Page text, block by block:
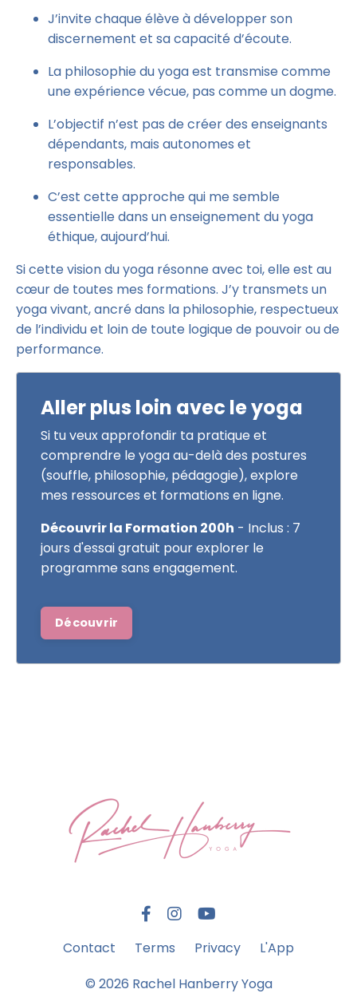
J’invite chaque élève à développer son
discernement et sa capacité d’écoute.
La philosophie du yoga est transmise comme
une expérience vécue, pas comme un dogme.
L’objectif n’est pas de créer des enseignants
dépendants, mais autonomes et
responsables.
C’est cette approche qui me semble
essentielle dans un enseignement du yoga
éthique, aujourd’hui.
Si cette vision du yoga résonne avec toi, elle est au
cœur de toutes mes formations. J’y transmets un
yoga vivant, ancré dans la philosophie, respectueux
de l’individu et loin de toute logique de pouvoir ou de
performance.
Aller plus loin avec le yoga
Si tu veux approfondir ta pratique et
comprendre le yoga au-delà des postures
(souffle, philosophie, pédagogie), explore
mes ressources et formations en ligne.
Découvrir la Formation 200h - Inclus : 7
jours d'essai gratuit pour explorer le
programme sans engagement.
Découvrir
Contact Terms Privacy
L'App
© 2026 Rachel Hanberry Yoga